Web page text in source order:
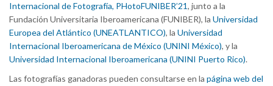
Internacional de Fotografía, PHotoFUNIBER’21, junto a la
Fundación Universitaria Iberoamericana (FUNIBER), la Universidad
Europea del Atlántico (UNEATLANTICO), la Universidad
Internacional Iberoamericana de México (UNINI México), y la
Universidad Internacional Iberoamericana (UNINI Puerto Rico).
Las fotografías ganadoras pueden consultarse en la página web del